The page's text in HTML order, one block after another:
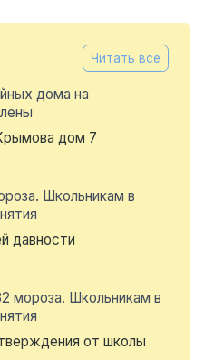
Читать все
дома на
дом 7
Школьникам в
давности
мороза. Школьникам в
от школы